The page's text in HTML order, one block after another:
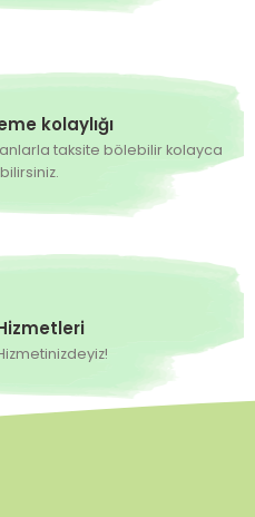
kolaylığı
taksite bölebilir kolayca